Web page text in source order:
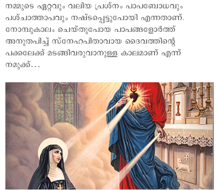
നമ്മുടെ ഏറ്റവും വലിയ പ്രശ്നം പാപബോധവും
പശ്ചാത്താപവും നഷ്ടപ്പെട്ടുപോയി എന്നതാണ്.
നോമ്പുകാലം ചെയ്തുപോയ പാപങ്ങളോര്‍ത്ത്
അനുതപിച്ച് സ്നേഹപിതാവായ ദൈവത്തിന്‍റെ
പക്കലേക്ക് മടങ്ങിവരുവാനുള്ള കാലമാണ് എന്ന്
നമുക്ക്…